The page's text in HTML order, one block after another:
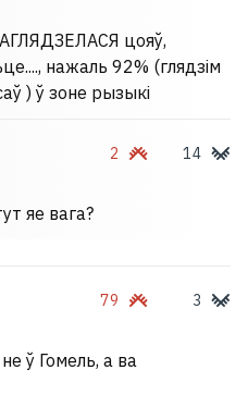
цояў,
нажаль 92% (глядзім
) ў зоне рызыкі
2 14
яе вага?
79 3
ў Гомель, а ва